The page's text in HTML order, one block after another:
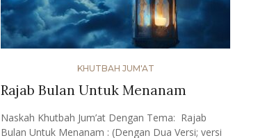
KHUTBAH JUM'AT
Rajab Bulan Untuk Menanam
Naskah Khutbah Jum’at Dengan Tema: Rajab
Bulan Untuk Menanam : (Dengan Dua Versi; versi